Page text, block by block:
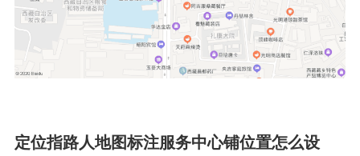
定位指路人地图标注服务中心铺位置怎么设